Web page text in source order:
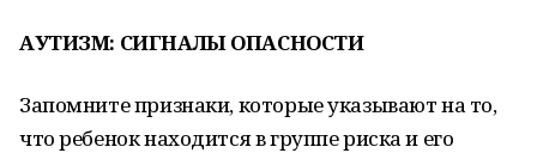
АУТИЗМ: СИГНАЛЫ ОПАСНОСТИ
Запомните признаки, которые указывают на то,
что ребенок находится в группе риска и его